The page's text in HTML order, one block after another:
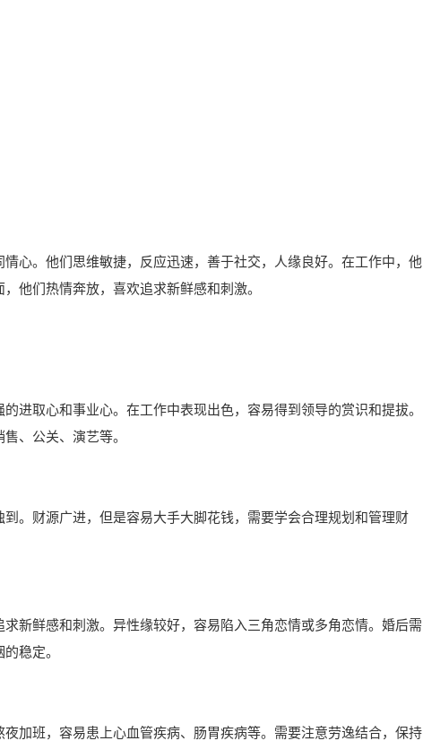
心。他们思维敏捷，反应迅速，善于社交，人缘良好。在工作中，他
他们热情奔放，喜欢追求新鲜感和刺激。
进取心和事业心。在工作中表现出色，容易得到领导的赏识和提拔。
、公关、演艺等。
。财源广进，但是容易大手大脚花钱，需要学会合理规划和管理财
新鲜感和刺激。异性缘较好，容易陷入三角恋情或多角恋情。婚后需
稳定。
加班，容易患上心血管疾病、肠胃疾病等。需要注意劳逸结合，保持